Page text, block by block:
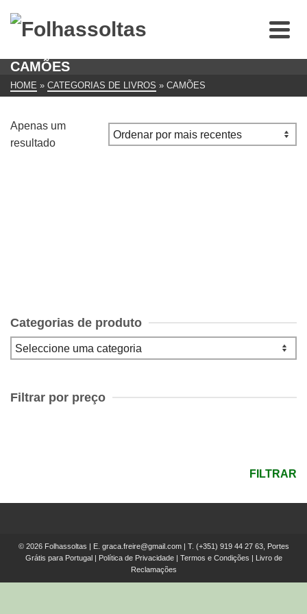
CAMÕES
HOME » CATEGORIAS DE LIVROS » CAMÕES
Apenas um
resultado
Categorias de produto
Filtrar por preço
FILTRAR
© 2026 Folhassoltas | E. graca.freire@gmail.com| T. (+351) 919 44 27 63, Portes
Grátis para Portugal
Política de Privacidade| Termos e Condições
Livro de
Reclamações